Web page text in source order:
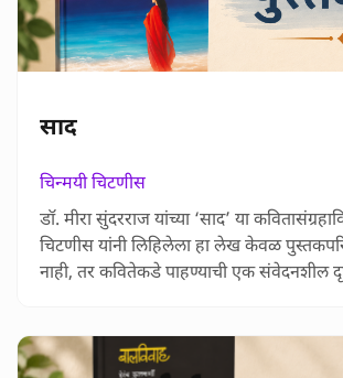
साद
चिन्मयी चिटणीस
डॉ. मीरा सुंदरराज यांच्या ‘साद’ या
चिटणीस यांनी लिहिलेला हा लेख केवळ
नाही, तर कवितेकडे पाहण्याची एक संवेदनशील
त्यांच्या कविता वाचताना त्या कुठेतरी आपल्या